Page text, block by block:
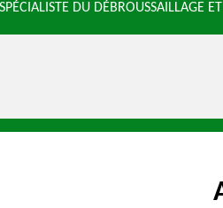
DU DÉBROUSSAILLAGE